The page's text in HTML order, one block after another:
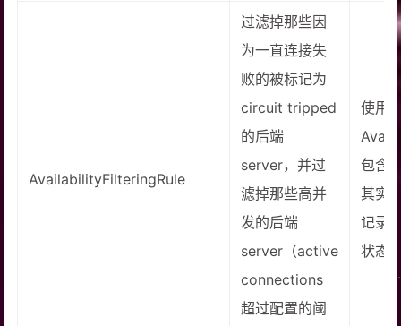
"创建订单成功，订单信
order;
AvailabilityFilteringRule
过滤掉那些因
为一直连接失
败的被标记为
circuit tripped
的后端
server，并过
滤掉那些高并
发的后端
server（active
connections
超过配置的阈
使用
包含
其实
记录
状态